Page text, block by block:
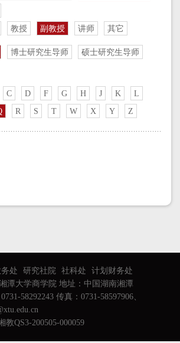
教授 副教授 讲师 其它
博士研究生导师 硕士研究生导师
C D F G H J K
L
R S T W X Y Z
处 研究社院 社科处
计划财务处
潭大学商学院 地址：中国湖南湘潭
58292243 传真：0731-58597906、
教QS3-200505-000059